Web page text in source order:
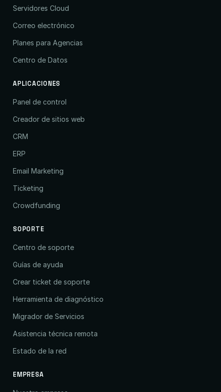
Servidores Cloud
Correo electrónico
Planes para Agencias
Centro de Datos
APLICACIONES
Panel de control
Creador de sitios web
CRM
ERP
Email Marketing
Ticketing
Crowdfunding
SOPORTE
Centro de soporte
Guías de ayuda
Crear ticket de soporte
Herramienta de diagnóstico
Migrador de Servicios
Asistencia técnica remota
Estado de la red
EMPRESA